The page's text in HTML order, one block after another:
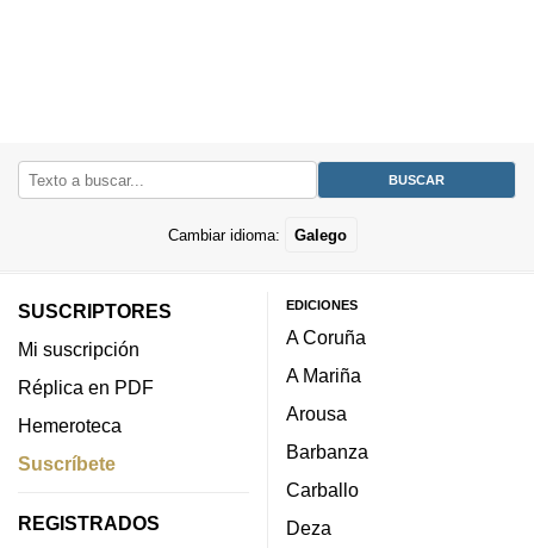
Cambiar idioma: Galego
SUSCRIPTORES
Mi suscripción
Réplica en PDF
Hemeroteca
Suscríbete
REGISTRADOS
EDICIONES
A Coruña
A Mariña
Arousa
Barbanza
Carballo
Deza